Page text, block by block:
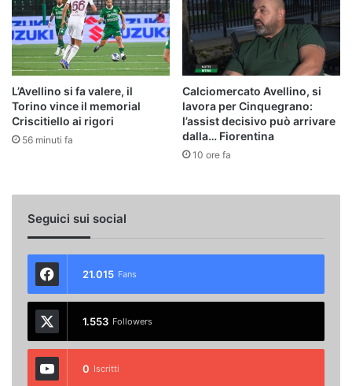
L’Avellino si fa valere, il
Torino vince il memorial
Criscitiello ai rigori
56 minuti fa
Calciomercato Avellino, si
lavora per Cinquegrano:
l’assist decisivo può arrivare
dalla… Fiorentina
10 ore fa
Seguici sui social
21.015 Fans
1.553 Followers
0 Iscritti